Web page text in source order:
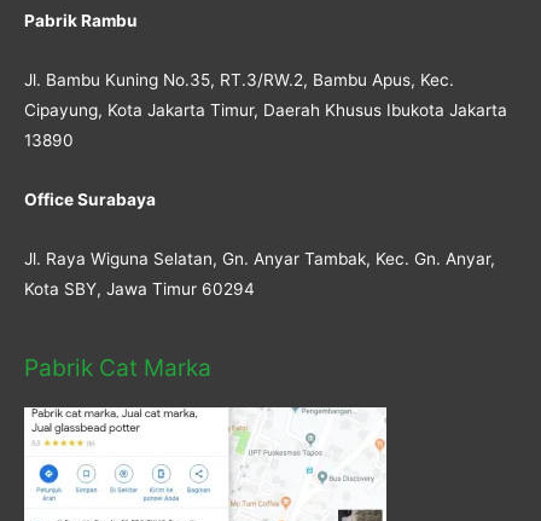
Pabrik Rambu
Jl. Bambu Kuning No.35, RT.3/RW.2, Bambu Apus, Kec.
Cipayung, Kota Jakarta Timur, Daerah Khusus Ibukota Jakarta
13890
Office Surabaya
Jl. Raya Wiguna Selatan, Gn. Anyar Tambak, Kec. Gn. Anyar,
Kota SBY, Jawa Timur 60294
Pabrik Cat Marka